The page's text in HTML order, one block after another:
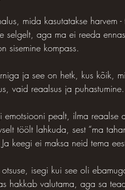
mida kasutatakse harvem
selgelt, aga ma ei reeda
sisemine kompass.
ja see on hetk, kus kõik,
vaid reaalsus ja puhastumine.
pealt, ilma reaalse
töölt lahkuda, sest “ma
keegi ei maksa neid tema
isegi kui see oli
hakkab valutama, aga sa